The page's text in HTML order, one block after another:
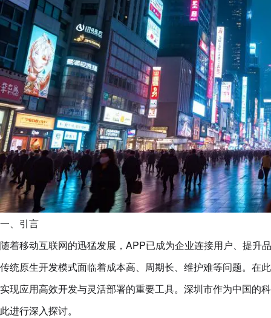
一、引言
随着移动互联网的迅猛发展，APP已成为企业连接用户、提升
传统原生开发模式面临着成本高、周期长、维护难等问题。在
实现应用高效开发与灵活部署的重要工具。深圳市作为中国的
此进行深入探讨。